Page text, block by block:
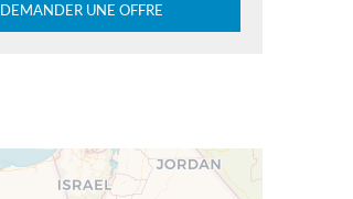
DEMANDER UNE OFFRE